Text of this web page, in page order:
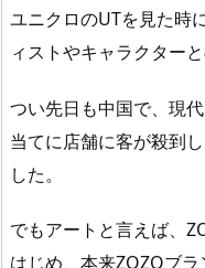
ユニクロのUTを見た時
ィストやキャラクターと
つい先日も中国で、現
当てに店舗に客が殺到
した。
でもアートと言えば、
はじめ、本来ZOZOブ